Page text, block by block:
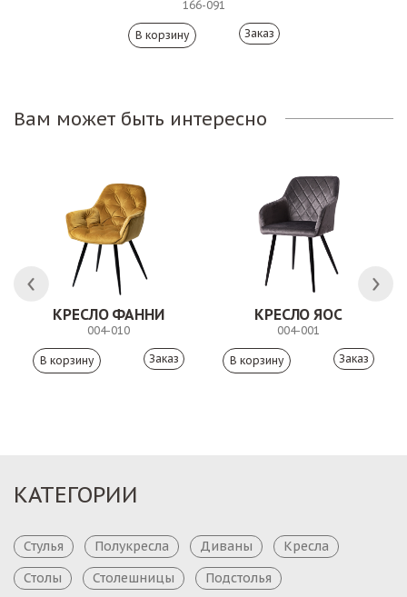
166-091
Заказ
Вам может быть интересно
КРЕСЛО ФАННИ
004-010
Заказ
КРЕСЛО ЯОС
004-001
Заказ
КАТЕГОРИИ
Стулья Полукресла Диваны
Кресла
Столы
Столешницы
Подстолья